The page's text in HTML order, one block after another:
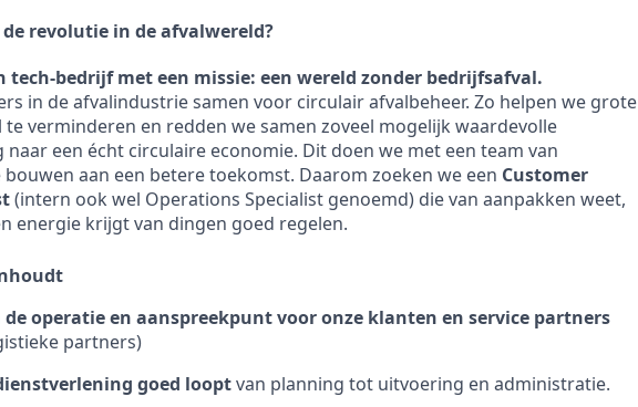
revolutie in de afvalwereld?
tech-bedrijf met een missie: een wereld zonder bedrijfsafval.
in de afvalindustrie samen voor circulair afvalbeheer. Zo helpen we grote
verminderen en redden we samen zoveel mogelijk waardevolle
een écht circulaire economie. Dit doen we met een team van
aan een betere toekomst. Daarom zoeken we een Customer
(intern ook wel Operations Specialist genoemd) die van aanpakken weet,
energie krijgt van dingen goed regelen.
de operatie en aanspreekpunt voor onze klanten en service partners
partners)
goed looptvan planning tot uitvoering en administratie.